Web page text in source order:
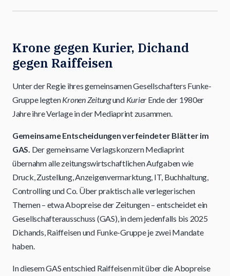
Krone gegen Kurier, Dichand
gegen Raiffeisen
Unter der Regie ihres gemeinsamen Gesellschafters Funke-
Gruppe legtenKronen Zeitungund Kurier Ende der 1980er
Jahre ihre Verlage in der Mediaprint zusammen.
Gemeinsame Entscheidungen verfeindeter Blätter im
GAS. Der gemeinsame Verlagskonzern Mediaprint
übernahm alle zeitungswirtschaftlichen Aufgaben wie
Druck, Zustellung, Anzeigenvermarktung, IT, Buchhaltung,
Controlling und Co. Über praktisch alle verlegerischen
Themen – etwa Abopreise der Zeitungen – entscheidet ein
Gesellschafterausschuss (GAS), in dem jedenfalls bis 2025
Dichands, Raiffeisen und Funke-Gruppe je zwei Mandate
haben.
In diesem GAS entschied Raiffeisen mit über die Abopreise